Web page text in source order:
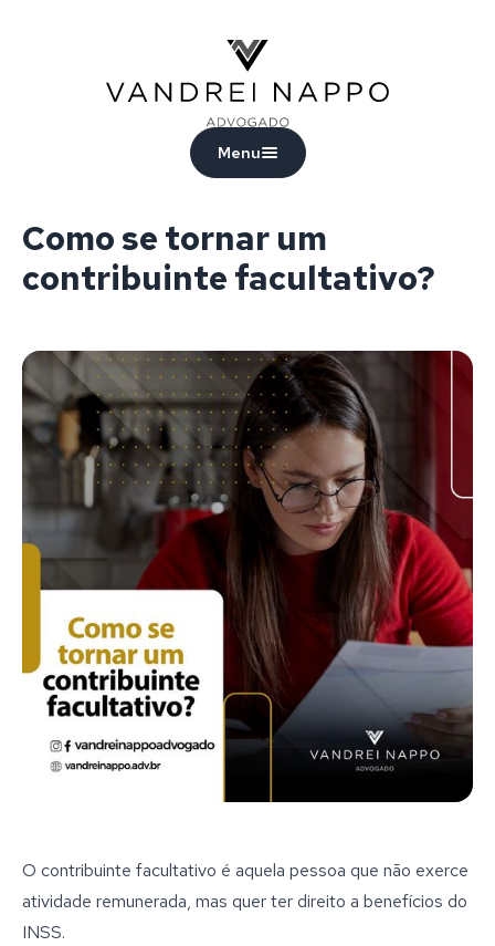
Menu
Como se tornar um
contribuinte facultativo?
O contribuinte facultativo é aquela pessoa que não exerce
atividade remunerada, mas quer ter direito a benefícios do
INSS.